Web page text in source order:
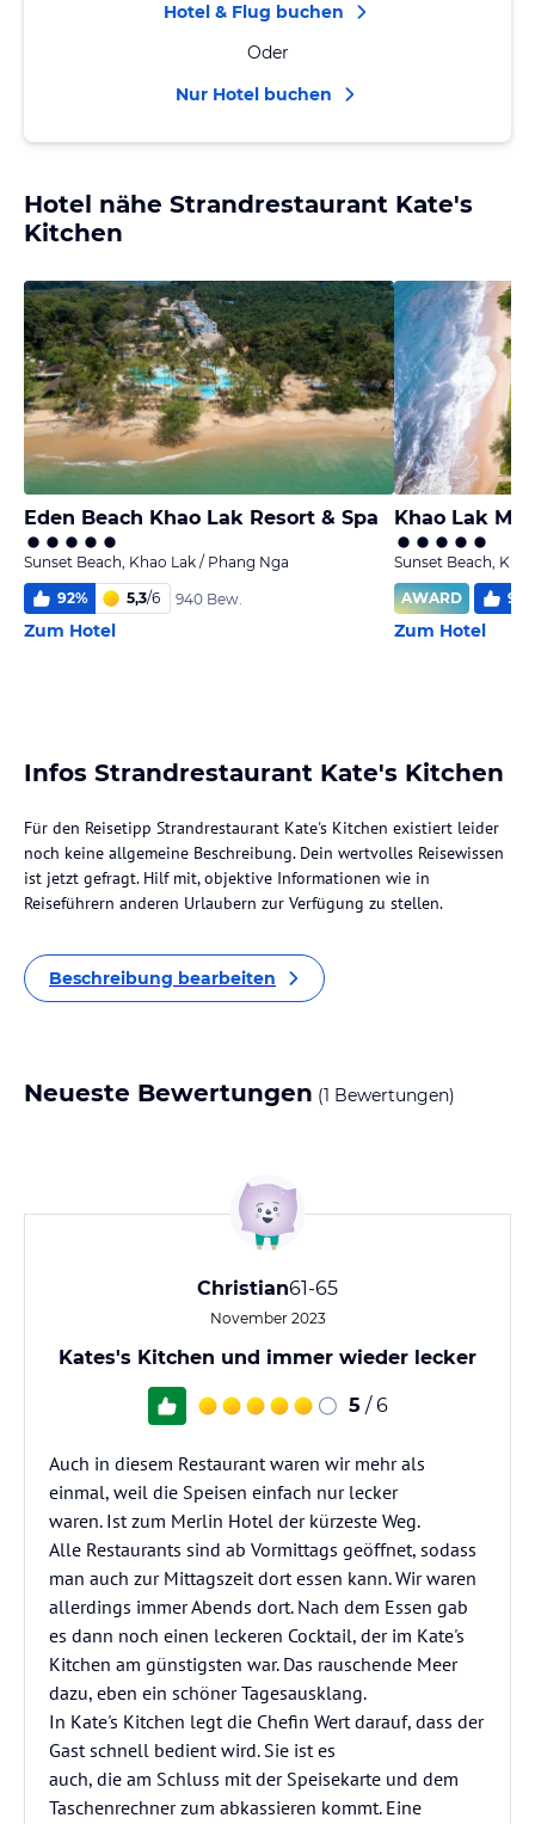
Hotel & Flug buchen
Oder
Nur Hotel buchen
Hotel nähe Strandrestaurant Kate's
Kitchen
Eden Beach Khao Lak Resort & Spa
Sunset Beach, Khao Lak / Phang Nga
92% 5,3/6 940 Bew.
Zum Hotel
Khao Lak
Sunset Beach,
AWARD
96
Zum Hotel
Infos Strandrestaurant Kate's Kitchen
Für den Reisetipp Strandrestaurant Kate's Kitchen existiert leider
noch keine allgemeine Beschreibung. Dein wertvolles Reisewissen
ist jetzt gefragt. Hilf mit, objektive Informationen wie in
Reiseführern anderen Urlaubern zur Verfügung zu stellen.
Beschreibung bearbeiten
Neueste Bewertungen (1 Bewertungen)
Christian61-65
November 2023
Kates's Kitchen und immer wieder lecker
5 / 6
Auch in diesem Restaurant waren wir mehr als
einmal, weil die Speisen einfach nur lecker
waren. Ist zum Merlin Hotel der kürzeste Weg.
Alle Restaurants sind ab Vormittags geöffnet, sodass
man auch zur Mittagszeit dort essen kann. Wir waren
allerdings immer Abends dort. Nach dem Essen gab
es dann noch einen leckeren Cocktail, der im Kate's
Kitchen am günstigsten war. Das rauschende Meer
dazu, eben ein schöner Tagesausklang.
In Kate's Kitchen legt die Chefin Wert darauf, dass der
Gast schnell bedient wird. Sie ist es
auch, die am Schluss mit der Speisekarte und dem
Taschenrechner zum abkassieren kommt. Eine